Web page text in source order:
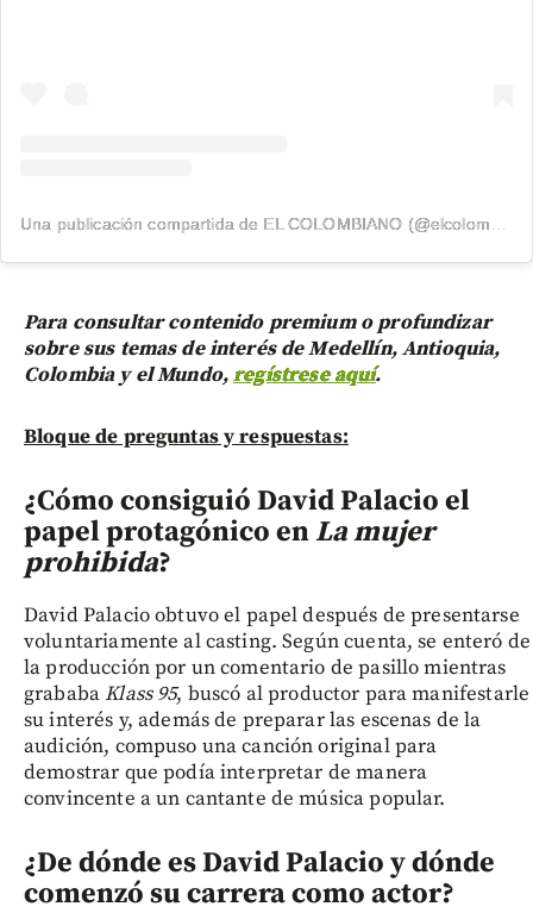
Para consultar contenido premium o profundizar
sobre sus temas de interés de Medellín, Antioquia,
Colombia y el Mundo,regístrese aquí.
Bloque de preguntas y respuestas:
¿Cómo consiguió David Palacio el
papel protagónico en La mujer
prohibida?
David Palacio obtuvo el papel después de presentarse
voluntariamente al casting. Según cuenta, se enteró de
la producción por un comentario de pasillo mientras
grababaKlass 95, buscó al productor para manifestarle
su interés y, además de preparar las escenas de la
audición, compuso una canción original para
demostrar que podía interpretar de manera
convincente a un cantante de música popular.
¿De dónde es David Palacio y dónde
comenzó su carrera como actor?